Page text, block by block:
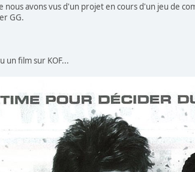
nous avons vus d'un projet en cours d'un jeu de
GG.
un film sur KOF...